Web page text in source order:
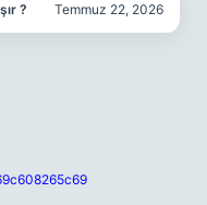
? Temmuz 22, 2026